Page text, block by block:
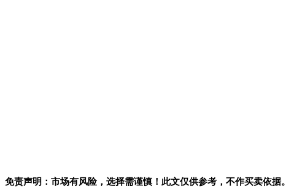
免责声明：市场有风险，选择需谨慎！此文仅供参考，不作买卖依据。